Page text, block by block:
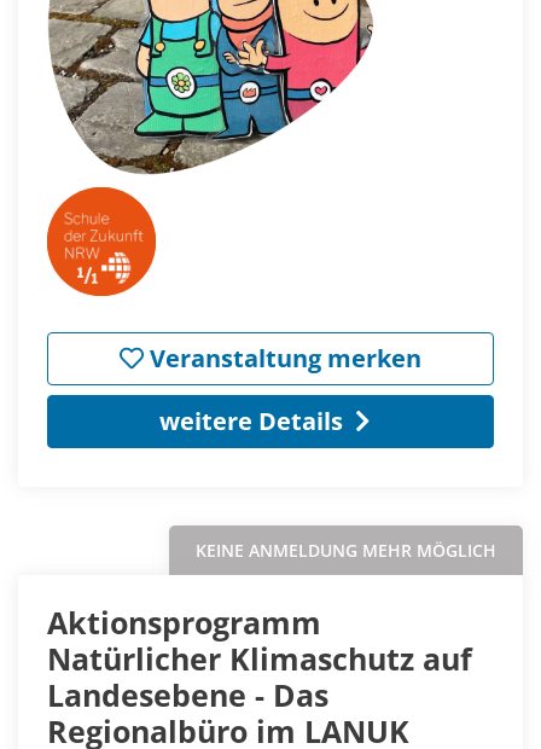
Veranstaltung merken
weitere Details
KEINE ANMELDUNG MEHR MÖGLICH
Aktionsprogramm
Natürlicher Klimaschutz auf
Landesebene - Das
Regionalbüro im LANUK